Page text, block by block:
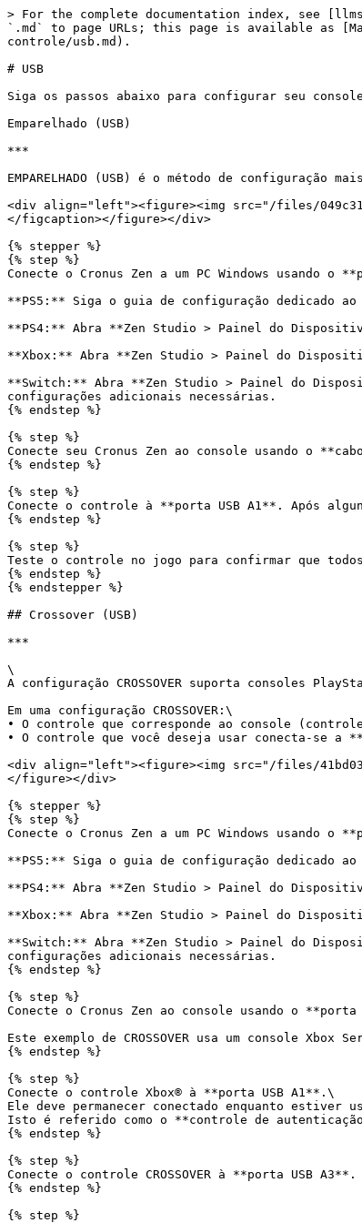
> For the complete documentation index, see
`.md` to page URLs; this page is available as
controle/usb.md).
# USB
Siga os passos abaixo para configurar seu
Emparelhado (USB)
***
EMPARELHADO (USB) é o método de
<div align="left"><figure><img src="/files/
</figcaption></figure></div>
{% stepper %}
{% step %}
Conecte o Cronus Zen a um PC Windows usando o
**PS5:** Siga o guia de configuração dedicado ao
**PS4:** Abra **Zen Studio > Painel do
**Xbox:** Abra **Zen Studio > Painel do
**Switch:** Abra **Zen Studio > Painel do
configurações adicionais necessárias.
{% endstep %}
{% step %}
Conecte seu Cronus Zen ao console usando o
{% endstep %}
{% step %}
Conecte o controle à **porta USB A1**. Após
{% endstep %}
{% step %}
Teste o controle no jogo para confirmar que
{% endstep %}
{% endstepper %}
## Crossover (USB)
***
\
A configuração CROSSOVER suporta consoles
Em uma configuração CROSSOVER:\
• O controle que corresponde ao console
• O controle que você deseja usar conecta-se a
<div align="left"><figure><img src="/files/
</figure></div>
{% stepper %}
{% step %}
Conecte o Cronus Zen a um PC Windows usando o
**PS5:** Siga o guia de configuração dedicado ao
**PS4:** Abra **Zen Studio > Painel do
**Xbox:** Abra **Zen Studio > Painel do
**Switch:** Abra **Zen Studio > Painel do
configurações adicionais necessárias.
{% endstep %}
{% step %}
Conecte o Cronus Zen ao console usando o **porta
Este exemplo de CROSSOVER usa um console Xbox
{% endstep %}
{% step %}
Conecte o controle Xbox® à **porta USB A1**.\
Ele deve permanecer conectado enquanto estiver
Isto é referido como o **controle de autenticação
{% endstep %}
{% step %}
Conecte o controle CROSSOVER à **porta USB A3**.
{% endstep %}
{% step %}